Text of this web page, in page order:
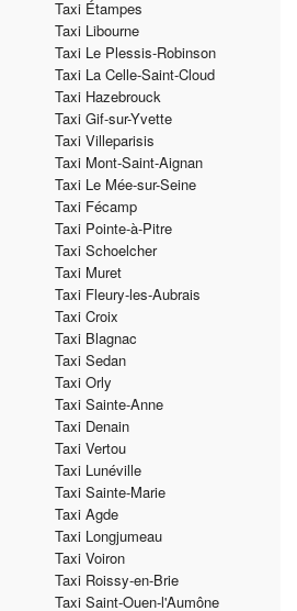
Taxi Étampes
Taxi Libourne
Taxi Le Plessis-Robinson
Taxi La Celle-Saint-Cloud
Taxi Hazebrouck
Taxi Gif-sur-Yvette
Taxi Villeparisis
Taxi Mont-Saint-Aignan
Taxi Le Mée-sur-Seine
Taxi Fécamp
Taxi Pointe-à-Pitre
Taxi Schoelcher
Taxi Muret
Taxi Fleury-les-Aubrais
Taxi Croix
Taxi Blagnac
Taxi Sedan
Taxi Orly
Taxi Sainte-Anne
Taxi Denain
Taxi Vertou
Taxi Lunéville
Taxi Sainte-Marie
Taxi Agde
Taxi Longjumeau
Taxi Voiron
Taxi Roissy-en-Brie
Taxi Saint-Ouen-l'Aumône